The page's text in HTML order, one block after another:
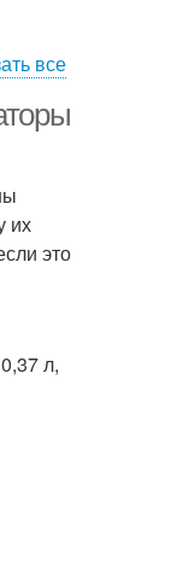
все
их
это
л,